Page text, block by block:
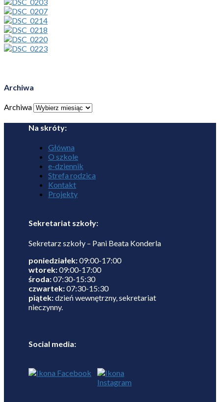
Archiwa
Archiwa
Na skróty:
Główna
O szkole
e-dziennik
Strefa rodzica
Kontakt
Projekty
Sekretariat szkoły:
Sekretarz szkoły – Pani Beata Konderla
poniedziałek:09:00-17:00
wtorek:09:00-17:00
środa:07:30-15:30
czwartek:07:30-15:30
piątek:dzień wewnętrzny, sekretariat
nieczynny.
Social media: